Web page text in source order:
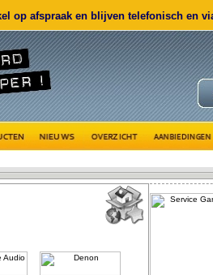
op afspraak en blijven telefonisch en